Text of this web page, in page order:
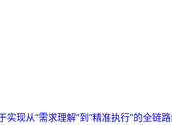
现从“需求理解”到“精准执行”的全链